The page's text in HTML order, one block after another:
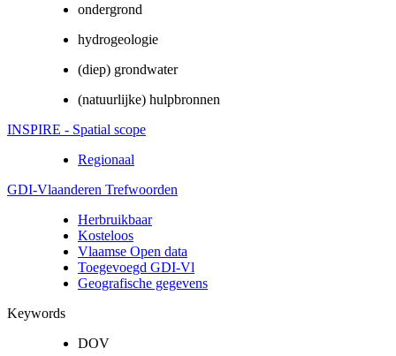
ondergrond
hydrogeologie
(diep) grondwater
(natuurlijke) hulpbronnen
INSPIRE - Spatial scope
Regionaal
GDI-Vlaanderen Trefwoorden
Herbruikbaar
Kosteloos
Vlaamse Open data
Toegevoegd GDI-Vl
Geografische gegevens
Keywords
DOV